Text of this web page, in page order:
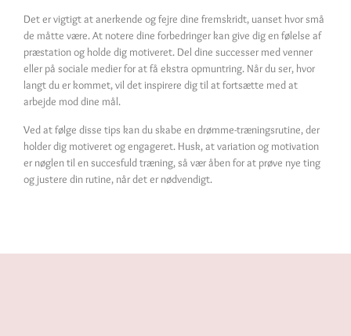
Det er vigtigt at anerkende og fejre dine fremskridt, uanset hvor små
de måtte være. At notere dine forbedringer kan give dig en følelse af
præstation og holde dig motiveret. Del dine successer med venner
eller på sociale medier for at få ekstra opmuntring. Når du ser, hvor
langt du er kommet, vil det inspirere dig til at fortsætte med at
arbejde mod dine mål.
Ved at følge disse tips kan du skabe en drømme-træningsrutine, der
holder dig motiveret og engageret. Husk, at variation og motivation
er nøglen til en succesfuld træning, så vær åben for at prøve nye ting
og justere din rutine, når det er nødvendigt.